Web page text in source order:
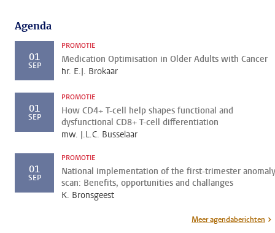
Agenda
01
SEP
PROMOTIE
Medication Optimisation in Older Adults with Cancer
hr. E.J. Brokaar
01
SEP
PROMOTIE
How CD4+ T-cell help shapes functional and
dysfunctional CD8+ T-cell differentiation
mw. J.L.C. Busselaar
01
SEP
PROMOTIE
National implementation of the first-trimester anomaly
scan: Benefits, opportunities and challanges
K. Bronsgeest
Meer agendaberichten